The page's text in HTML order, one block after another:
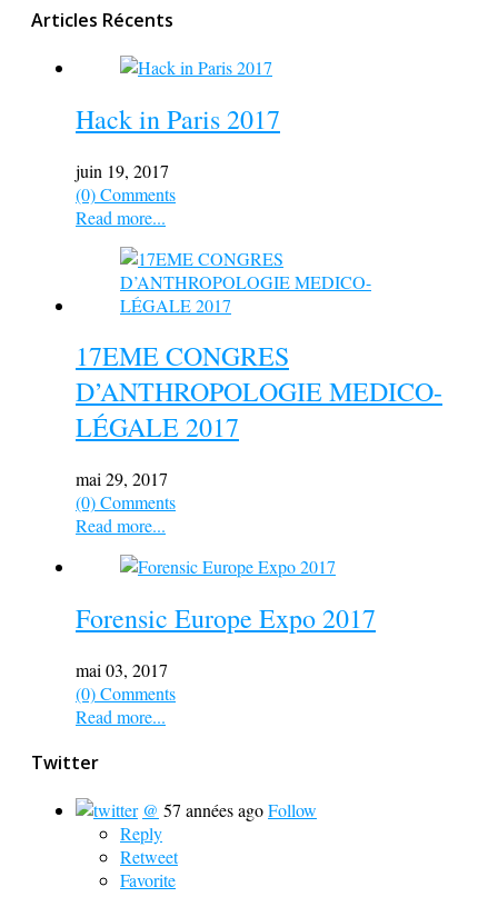
Articles Récents
Hack in Paris 2017
juin 19, 2017
(0) Comments
Read more...
17EME CONGRES
D’ANTHROPOLOGIE MEDICO-
LÉGALE 2017
mai 29, 2017
(0) Comments
Read more...
Forensic Europe Expo 2017
mai 03, 2017
(0) Comments
Read more...
Twitter
@ 57 années agoFollow
Reply
Retweet
Favorite